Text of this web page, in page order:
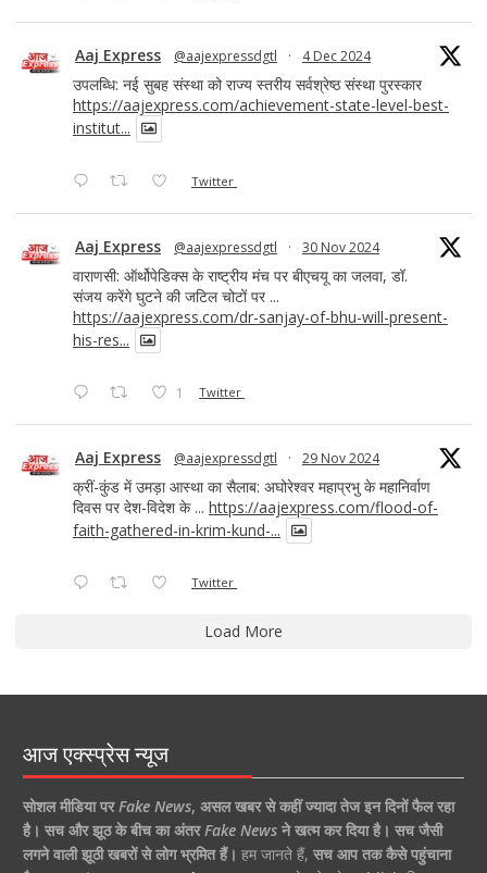
Aaj Express @aajexpressdgtl · 4 Dec 2024
उपलब्धि: नई सुबह संस्था को राज्य स्तरीय सर्वश्रेष्ठ संस्था पुरस्कार
https://aajexpress.com/achievement-state-level-best-
institut...
Twitter
Aaj Express @aajexpressdgtl · 30 Nov 2024
वाराणसी: ऑर्थोपेडिक्स के राष्ट्रीय मंच पर बीएचयू का जलवा, डॉ.
संजय करेंगे घुटने की जटिल चोटों पर ...
https://aajexpress.com/dr-sanjay-of-bhu-will-present-
his-res...
1 Twitter
Aaj Express @aajexpressdgtl · 29 Nov 2024
क्रीं-कुंड में उमड़ा आस्था का सैलाब: अघोरेश्वर महाप्रभु के महानिर्वाण
दिवस पर देश-विदेश के ... https://aajexpress.com/flood-of-
faith-gathered-in-krim-kund-...
Twitter
Load More
आज एक्स्प्रेस न्यूज
सोशल मीडिया परFake News, असल खबर से कहीं ज्यादा तेज इन दिनों फैल रहा
है। सच और झूठ के बीच का अंतरFake Newsने खत्म कर दिया है। सच जैसी
लगने वाली झूठी खबरों से लोग भ्रमित हैं। हम जानते हैं, सच आप तक कैसे पहुंचाना